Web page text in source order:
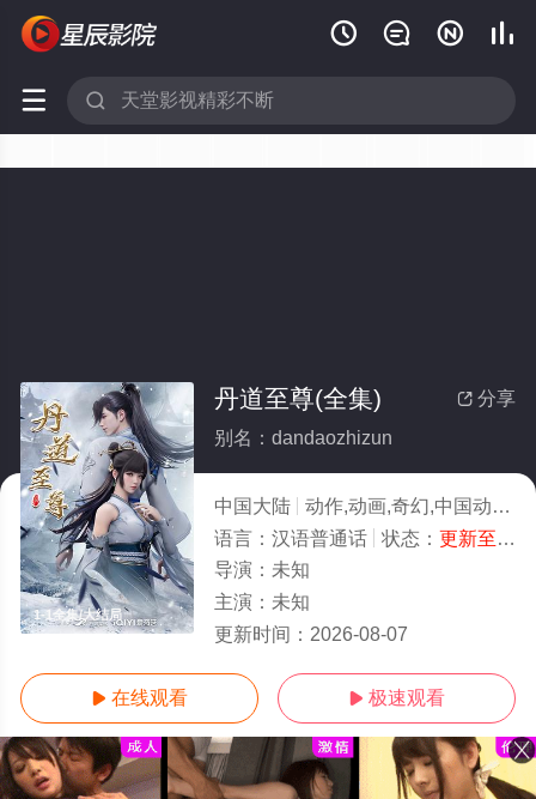
   
 
1-1全集/大结局
 分享
丹道至尊(全集)
别名：dandaozhizun
中国大陆 动作,动画,奇幻,中国动漫
语言： 汉语普通话 状态： 更新至第187集
导演： 未知
主演： 未知
更新时间： 2026-08-07
 在线观看  极速观看